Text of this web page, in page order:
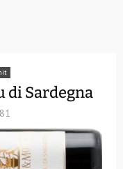
di Sardegna